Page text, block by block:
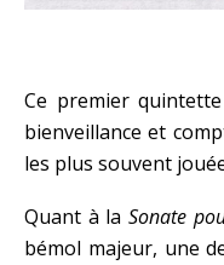
Ce premier
bienveillance et
les plus souvent
Quant à la Sonate
bémol majeur, une